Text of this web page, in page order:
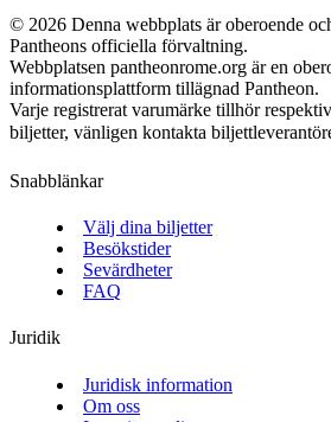
© 2026 Denna webbplats är oberoende
Pantheons officiella förvaltning.
Webbplatsen pantheonrome.org är en
informationsplattform tillägnad Pantheon.
Varje registrerat varumärke tillhör
biljetter, vänligen kontakta
Snabblänkar
Välj dina biljetter
Besökstider
Sevärdheter
FAQ
Juridik
Juridisk information
Om oss